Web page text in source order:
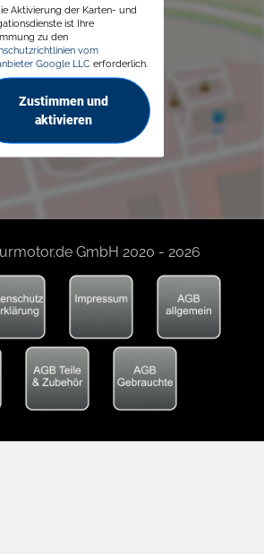
Aktivierung der Karten- und
ist Ihre
zu den
vom
Google LLC erforderlich.
Zustimmen und
aktivieren
GmbH 2020 - 2026